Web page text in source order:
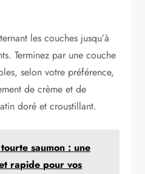
les couches jusqu’à
Terminez par une couche
selon votre préférence,
de crème et de
doré et croustillant.
saumon : une
rapide pour vos